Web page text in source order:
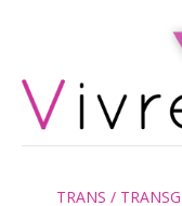
TRANS /